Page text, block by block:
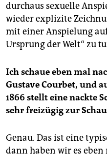
durchaus sexuelle
wieder explizite
mit einer Anspielung
Ursprung der Welt“ zu
Ich schaue eben mal
Gustave Courbet, und
1866 stellt eine nackte
sehr freizügig zur
Genau. Das ist eine
dann haben wir es